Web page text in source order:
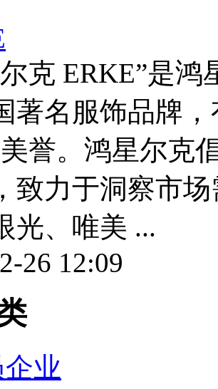
克 ERKE”是鸿
著名服饰品牌
誉。鸿星尔克
致力于洞察市
光、唯美 ...
26 12:09
业